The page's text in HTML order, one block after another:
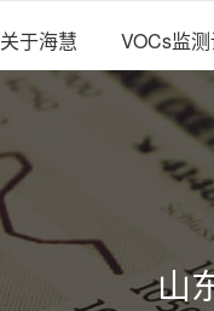
关于海慧 VOCs监
山